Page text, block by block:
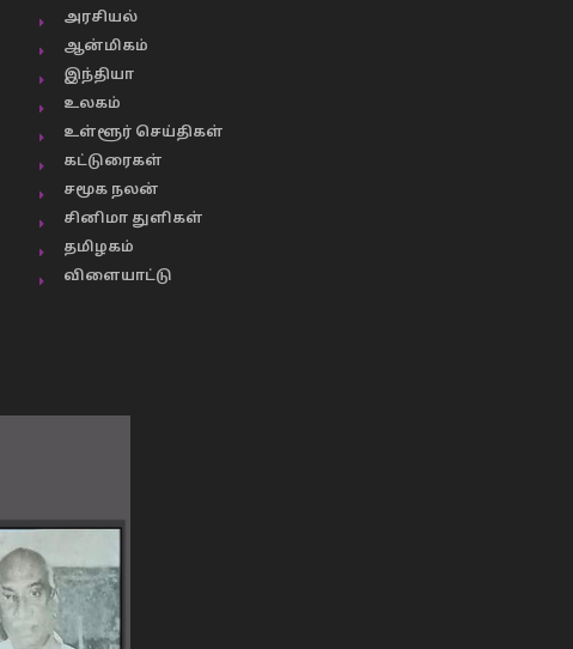
அரசியல்
ஆன்மிகம்
இந்தியா
உலகம்
உள்ளூர் செய்திகள்
கட்டுரைகள்
சமூக நலன்
சினிமா துளிகள்
தமிழகம்
விளையாட்டு